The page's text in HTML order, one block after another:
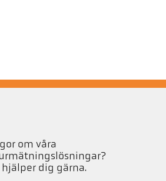
om våra
dig gärna.